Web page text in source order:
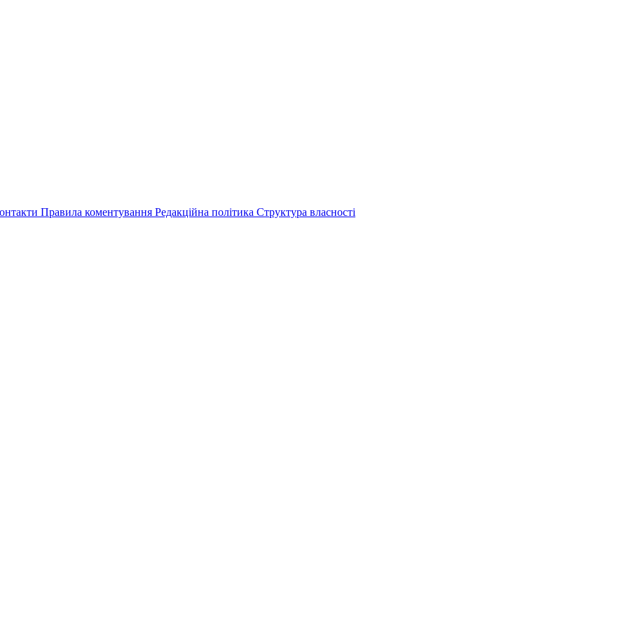
Правила коментування Редакційна політика Структура власності